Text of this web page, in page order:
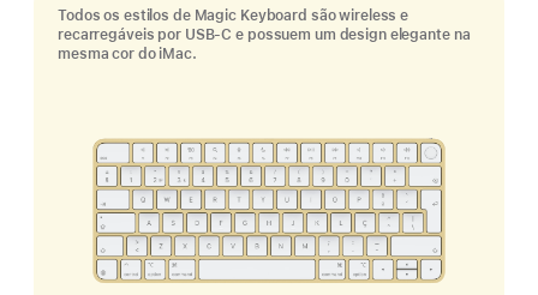
Todos os estilos de Magic Keyboard são wireless e
recarregáveis por USB‑C e possuem um design elegante na
mesma cor do iMac.